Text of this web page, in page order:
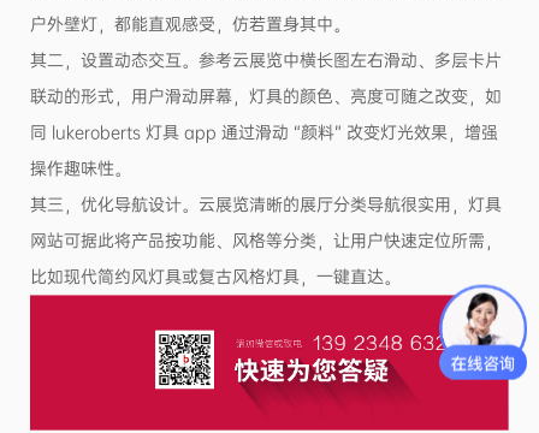
户外壁灯，都能直观感受，仿若置身其中。
其二，设置动态交互。参考云展览中横长图左右滑动、多层卡片
联动的形式，用户滑动屏幕，灯具的颜色、亮度可随之改变，如
同 lukeroberts 灯具 app 通过滑动 “颜料” 改变灯光效果，增强
操作趣味性。
其三，优化导航设计。云展览清晰的展厅分类导航很实用，灯具
网站可据此将产品按功能、风格等分类，让用户快速定位所需，
比如现代简约风灯具或复古风格灯具，一键直达。